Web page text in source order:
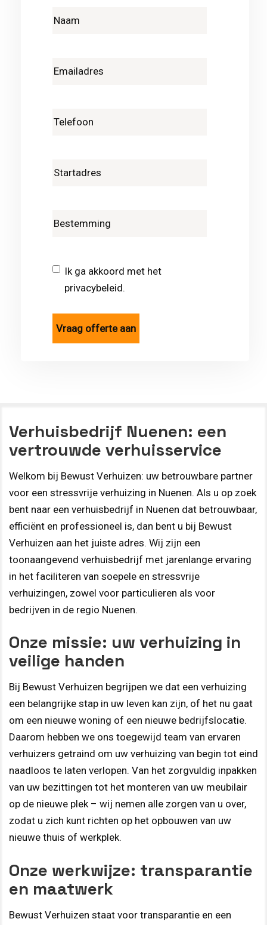
Ik ga akkoord met het
privacybeleid.
Verhuisbedrijf Nuenen: een
vertrouwde verhuisservice
Welkom bij Bewust Verhuizen: uw betrouwbare partner
voor een stressvrije verhuizing in Nuenen. Als u op zoek
bent naar een verhuisbedrijf in Nuenen dat betrouwbaar,
efficiënt en professioneel is, dan bent u bij Bewust
Verhuizen aan het juiste adres. Wij zijn een
toonaangevend verhuisbedrijf met jarenlange ervaring
in het faciliteren van soepele en stressvrije
verhuizingen, zowel voor particulieren als voor
bedrijven in de regio Nuenen.
Onze missie: uw verhuizing in
veilige handen
Bij Bewust Verhuizen begrijpen we dat een verhuizing
een belangrijke stap in uw leven kan zijn, of het nu gaat
om een nieuwe woning of een nieuwe bedrijfslocatie.
Daarom hebben we ons toegewijd team van ervaren
verhuizers getraind om uw verhuizing van begin tot eind
naadloos te laten verlopen. Van het zorgvuldig inpakken
van uw bezittingen tot het monteren van uw meubilair
op de nieuwe plek – wij nemen alle zorgen van u over,
zodat u zich kunt richten op het opbouwen van uw
nieuwe thuis of werkplek.
Onze werkwijze: transparantie
en maatwerk
Bewust Verhuizen staat voor transparantie en een